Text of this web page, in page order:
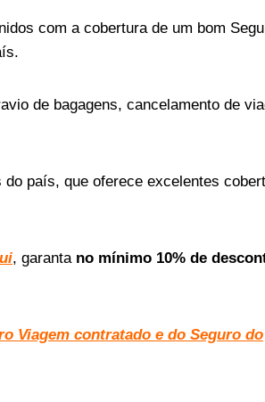
com a cobertura de um bom
de bagagens, cancelamento de
país, que oferece excelentes
, garantano mínimo 10% de
Viagem contratado e do Seguro do